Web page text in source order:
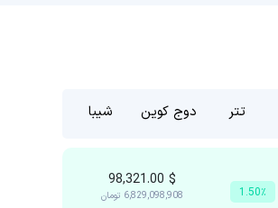
تتر دوج کوین شیبا
1.50٪
$
6,829,098,908 تومان